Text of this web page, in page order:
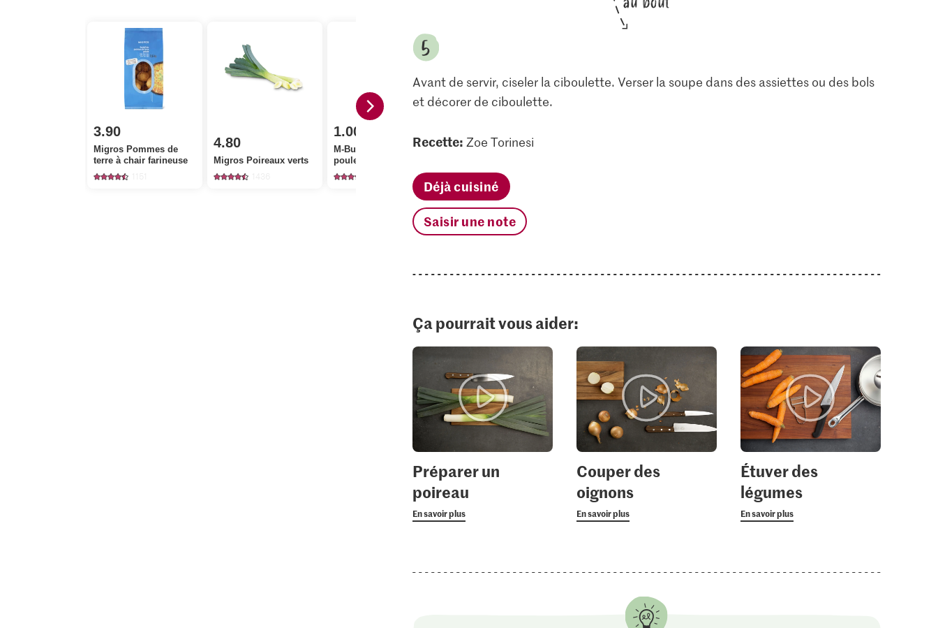
3.90
Migros Pommes de
terre à chair farineuse
4.80
Migros Poireaux verts
1.00
M-Budget Bouillon de
poule en cubes
3.85
2725
Avant de servir, ciseler la ciboulette. Verser la soupe dans des assiettes ou des bols
et décorer de ciboulette.
Recette: Zoe Torinesi
Déjà cuisiné
Saisir une note
Ça pourrait vous aider:
Préparer un
poireau
En savoir plus
Couper des
oignons
En savoir plus
Étuver des
légumes
En savoir plus